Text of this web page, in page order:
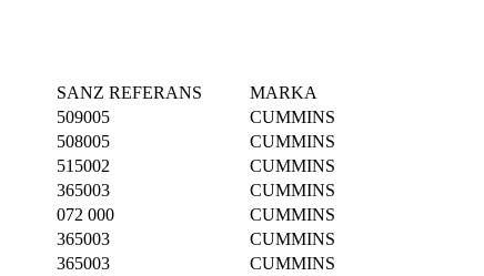
SANZ REFERANS
MARKA
509005
CUMMINS
508005
CUMMINS
515002
CUMMINS
365003
CUMMINS
072 000
CUMMINS
365003
CUMMINS
365003
CUMMINS